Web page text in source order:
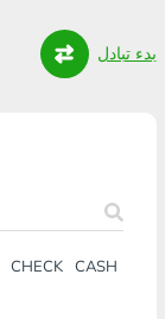
بدء تبادل
CHECK CASH